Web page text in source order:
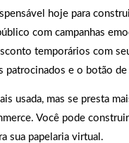
hoje para
com campanhas
temporários com
patrocinados e o botão de
usada, mas se presta
Você pode
sua papelaria virtual.